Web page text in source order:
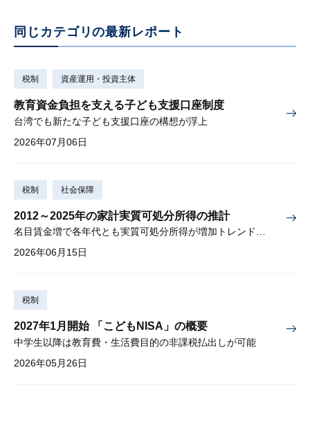
同じカテゴリの最新レポート
税制 資産運用・投資主体
教育資金負担を支える子ども支援口座制度
台湾でも新たな子ども支援口座の構想が浮上
2026年07月06日
税制 社会保障
2012～2025年の家計実質可処分所得の推計
名目賃金増で各年代とも実質可処分所得が増加トレンド入りか
2026年06月15日
税制
2027年1月開始 「こどもNISA」の概要
中学生以降は教育費・生活費目的の非課税払出しが可能
2026年05月26日